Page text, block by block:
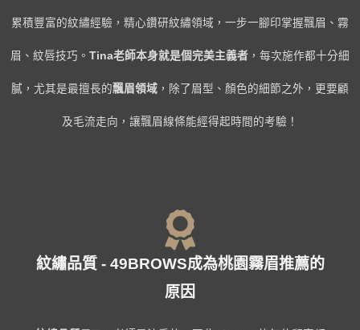
累積豐富的紋繡經驗，精心鑽研紋繡領域，一步一腳印掌握飄眉、霧
眉、紋唇技巧。 Tina老師本身就是個完美主義者 ，每次施作都十分細
膩，尤其是最擅長的飄眉領域 ，除了眉型、顏色的細節之外，更要顧
及毛流走向，讓飄眉線條能經得起時間的考驗！
紋繡品質 - 49BROWS成為桃園霧眉推薦的
原因